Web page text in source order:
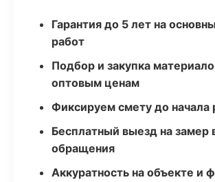
Гарантия до 5 лет на
работ
Подбор и закупка
оптовым ценам
Фиксируем смету до начала
Бесплатный выезд на замер
обращения
Аккуратность на объекте и